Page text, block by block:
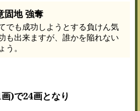
固地 強奪
でも成功しようとする負けん気
も出来ますが、誰かを陥れない
。
)で24画となり